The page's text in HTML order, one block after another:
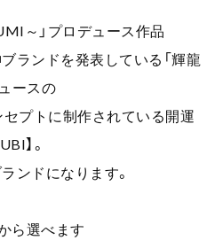
～」プロデュース作品
ランドを発表している「輝龍
ースの
セプトに制作されている開運
】。
ンドになります。
ら選べます